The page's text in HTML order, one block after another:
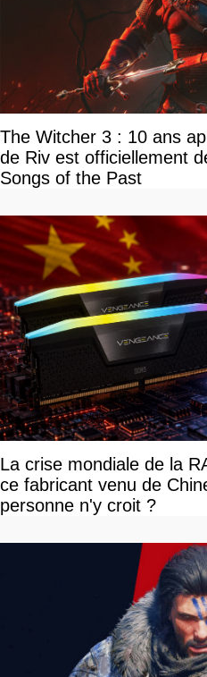
The Witcher 3 : 10 ans
de Riv est officiellement
Songs of the Past
La crise mondiale de la
ce fabricant venu de
personne n'y croit ?